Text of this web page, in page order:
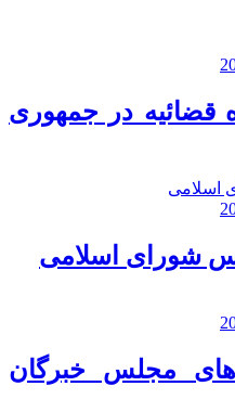
قضائیه در جمهوری
شورای اسلامی
مجلس خبرگان